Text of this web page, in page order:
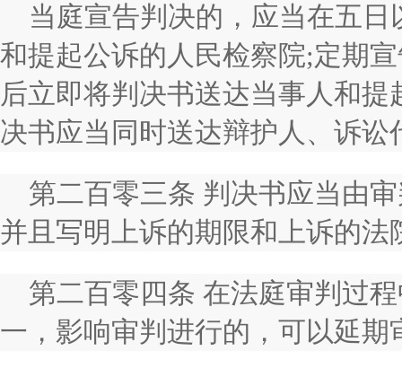
当庭宣告判决的，应当在五
和提起公诉的人民检察院;定期
后立即将判决书送达当事人和
决书应当同时送达辩护人、诉讼
第二百零三条 判决书应当由
并且写明上诉的期限和上诉的法
第二百零四条 在法庭审判过
一，影响审判进行的，可以延期